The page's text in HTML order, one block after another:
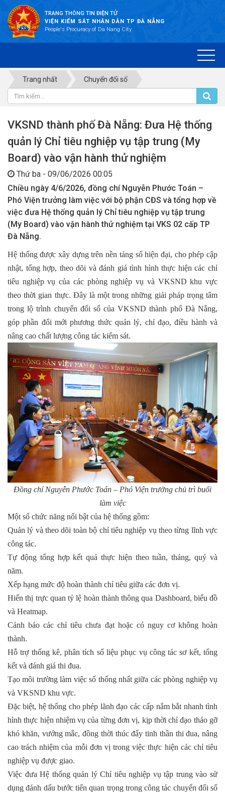
TRANG THÔNG TIN ĐIỆN TỬ
VIỆN KIỂM SÁT NHÂN DÂN TP ĐÀ NẴNG
People's Procuracy of Da Nang City
Trang nhất Chuyển đổi số
VKSND thành phố Đà Nẵng: Đưa Hệ thống
quản lý Chỉ tiêu nghiệp vụ tập trung (My
Board) vào vận hành thử nghiệm
Thứ ba - 09/06/2026 00:05
Chiều ngày 4/6/2026, đồng chí Nguyễn Phước Toán –
Phó Viện trưởng làm việc với bộ phận CĐS và tổng hợp về
việc đưa Hệ thống quản lý Chỉ tiêu nghiệp vụ tập trung
(My Board) vào vận hành thử nghiệm tại VKS 02 cấp TP
Đà Nẵng.
Hệ thống được xây dựng trên nền tảng số hiện đại, cho phép cập
nhật, tổng hợp, theo dõi và đánh giá tình hình thực hiện các chỉ
tiêu nghiệp vụ của các phòng nghiệp vụ và VKSND khu vực
theo thời gian thực. Đây là một trong những giải pháp trọng tâm
trong lộ trình chuyển đổi số của VKSND thành phố Đà Nẵng,
góp phần đổi mới phương thức quản lý, chỉ đạo, điều hành và
nâng cao chất lượng công tác kiểm sát.
Đồng chí Nguyễn Phước Toán – Phó Viện trưởng chủ trì buổi
làm việc
Một số chức năng nổi bật của hệ thống gồm:
Quản lý và theo dõi toàn bộ chỉ tiêu nghiệp vụ theo từng lĩnh vực
công tác.
Tự động tổng hợp kết quả thực hiện theo tuần, tháng, quý và
năm.
Xếp hạng mức độ hoàn thành chỉ tiêu giữa các đơn vị.
Hiển thị trực quan tỷ lệ hoàn thành thông qua Dashboard, biểu đồ
và Heatmap.
Cảnh báo các chỉ tiêu chưa đạt hoặc có nguy cơ không hoàn
thành.
Hỗ trợ thống kê, phân tích số liệu phục vụ công tác sơ kết, tổng
kết và đánh giá thi đua.
Tạo môi trường làm việc số thống nhất giữa các phòng nghiệp vụ
và VKSND khu vực.
Đặc biệt, hệ thống cho phép lãnh đạo các cấp nắm bắt nhanh tình
hình thực hiện nhiệm vụ của từng đơn vị, kịp thời chỉ đạo tháo gỡ
khó khăn, vướng mắc, đồng thời thúc đẩy tinh thần thi đua, nâng
cao trách nhiệm của mỗi đơn vị trong việc thực hiện các chỉ tiêu
nghiệp vụ được giao.
Việc đưa Hệ thống quản lý Chỉ tiêu nghiệp vụ tập trung vào sử
dụng đánh dấu bước tiến quan trọng trong công tác chuyển đổi số